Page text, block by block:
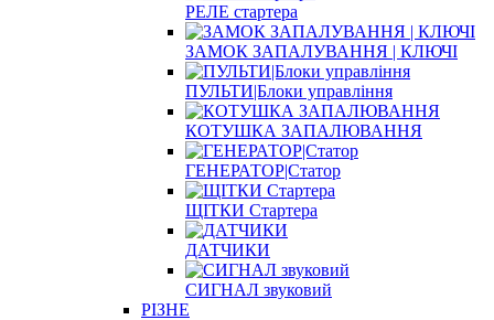
РЕЛЕ стартера
ЗАМОК ЗАПАЛУВАННЯ | КЛЮЧІ
ПУЛЬТИ|Блоки управління
КОТУШКА ЗАПАЛЮВАННЯ
ГЕНЕРАТОР|Статор
ЩІТКИ Стартера
ДАТЧИКИ
СИГНАЛ звуковий
РІЗНЕ